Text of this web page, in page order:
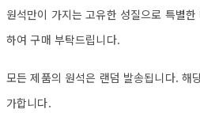
원석만이 가지는 고유한 성질으로 특별
하여 구매 부탁드립니다.
모든 제품의 원석은 랜덤 발송됩니다. 해
가합니다.